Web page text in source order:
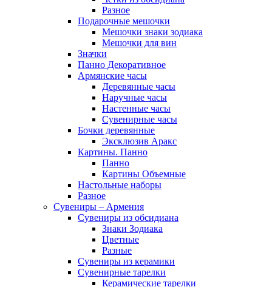
Разное
Подарочные мешочки
Мешочки знаки зодиака
Мешочки для вин
Значки
Панно Декоративное
Армянские часы
Деревянные часы
Наручные часы
Настенные часы
Сувенирные часы
Бочки деревянные
Эксклюзив Аракс
Картины. Панно
Панно
Картины Объемные
Настольные наборы
Разное
Сувениры – Армения
Сувениры из обсидиана
Знаки Зодиака
Цветные
Разные
Сувениры из керамики
Сувенирные тарелки
Керамические тарелки